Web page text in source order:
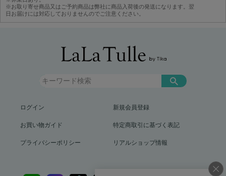
※お取り寄せ商品又はご予約商品は弊社に商品入荷後の発送になります。翌
日お届けには対応しておりませんのでご注意ください。
ログイン 新規会員登録
お買い物ガイド 特定商取引に基づく表記
プライバシーポリシー リアルショップ情報